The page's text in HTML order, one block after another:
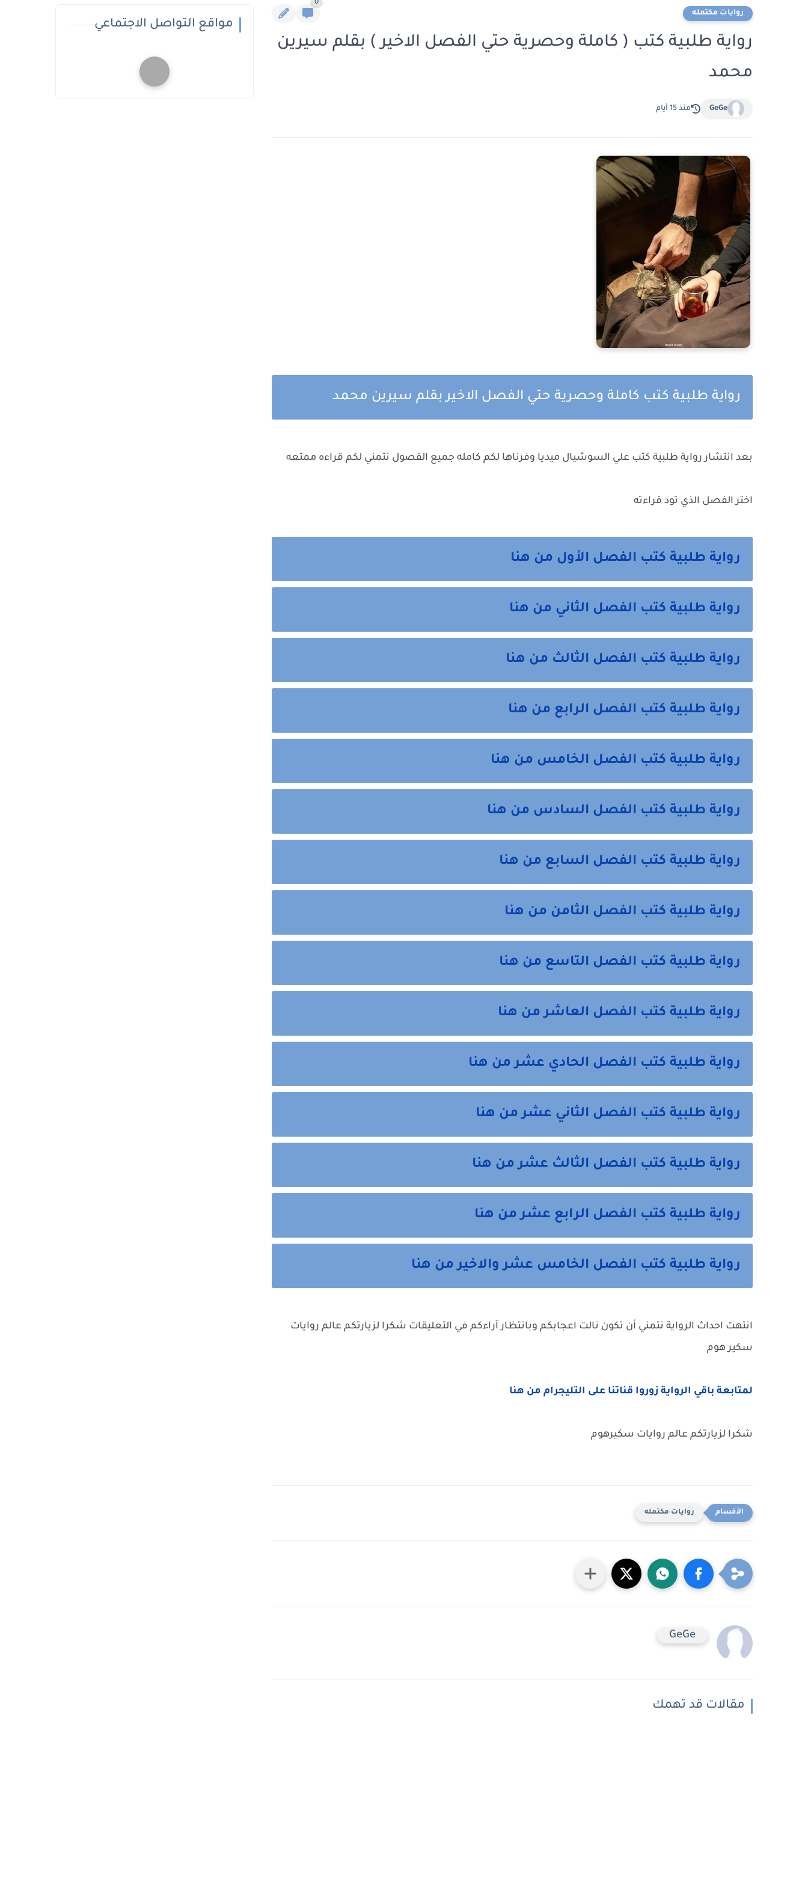
روايات مكتمله
0
رواية طلبية كتب ( كاملة وحصرية حتي الفصل الاخير ) بقلم سيرين
محمد
GeGe منذ 15 أيام
رواية طلبية كتب كاملة وحصرية حتي الفصل الاخير بقلم سيرين محمد
بعد انتشار رواية طلبية كتب علي السوشيال ميديا وفرناها لكم كامله جميع الفصول نتمني لكم قراءه ممتعه
اختر الفصل الذي تود قراءته
رواية طلبية كتب الفصل الأول من هنا
رواية طلبية كتب الفصل الثاني من هنا
رواية طلبية كتب الفصل الثالث من هنا
رواية طلبية كتب الفصل الرابع من هنا
رواية طلبية كتب الفصل الخامس من هنا
رواية طلبية كتب الفصل السادس من هنا
رواية طلبية كتب الفصل السابع من هنا
رواية طلبية كتب الفصل الثامن من هنا
رواية طلبية كتب الفصل التاسع من هنا
رواية طلبية كتب الفصل العاشر من هنا
رواية طلبية كتب الفصل الحادي عشر من هنا
رواية طلبية كتب الفصل الثاني عشر من هنا
رواية طلبية كتب الفصل الثالث عشر من هنا
رواية طلبية كتب الفصل الرابع عشر من هنا
رواية طلبية كتب الفصل الخامس عشر والاخير من هنا
انتهت احداث الرواية نتمني أن تكون نالت اعجابكم وبانتظار آراءكم في التعليقات شكرا لزيارتكم عالم روايات
سكير هوم
لمتابعة باقي الرواية زوروا قناتنا على التليجرام من هنا
شكرا لزيارتكم عالم روايات سكيرهوم
روايات مكتمله
GeGe
مقالات قد تهمك
مواقع التواصل الاجتماعي